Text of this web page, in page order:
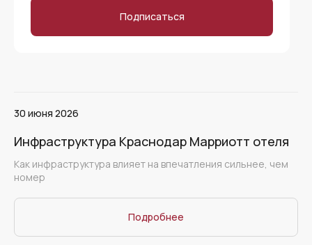
Подписаться
30 июня 2026
Инфраструктура Краснодар Марриотт отеля
Как инфраструктура влияет на впечатления сильнее, чем
номер
Подробнее